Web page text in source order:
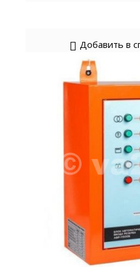
Добавить в